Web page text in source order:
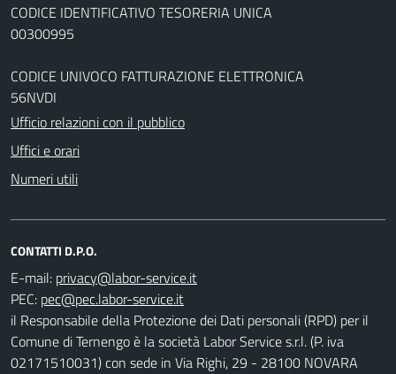
CODICE IDENTIFICATIVO TESORERIA UNICA
00300995
CODICE UNIVOCO FATTURAZIONE ELETTRONICA
56NVDI
Ufficio relazioni con il pubblico
Uffici e orari
Numeri utili
CONTATTI D.P.O.
E-mail:
PEC:
il Responsabile della Protezione dei Dati personali (RPD) per il
Comune di Ternengo è la società Labor Service s.r.l. (P. iva
02171510031) con sede in Via Righi, 29 - 28100 NOVARA